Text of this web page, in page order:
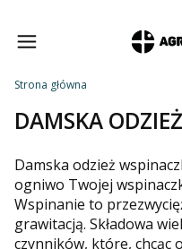
Strona główna
DAMSKA
Damska odzież
ogniwo Twojej
Wspinanie to
grawitacją. Składowa
czynników, które, chcąc